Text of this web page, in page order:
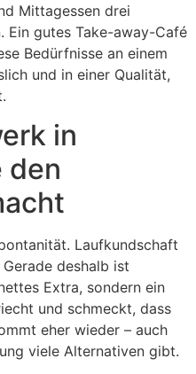
Mittagessen drei
Ein gutes Take-away-Café
Bedürfnisse an einem
und in einer Qualität,
in
den
Laufkundschaft
deshalb ist
Extra, sondern ein
und schmeckt, dass
eher wieder – auch
viele Alternativen gibt.